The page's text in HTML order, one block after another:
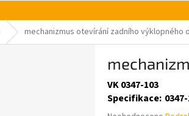
mechanizmus otevírání zadního výklopného
VK 0347-103
Specifikace: